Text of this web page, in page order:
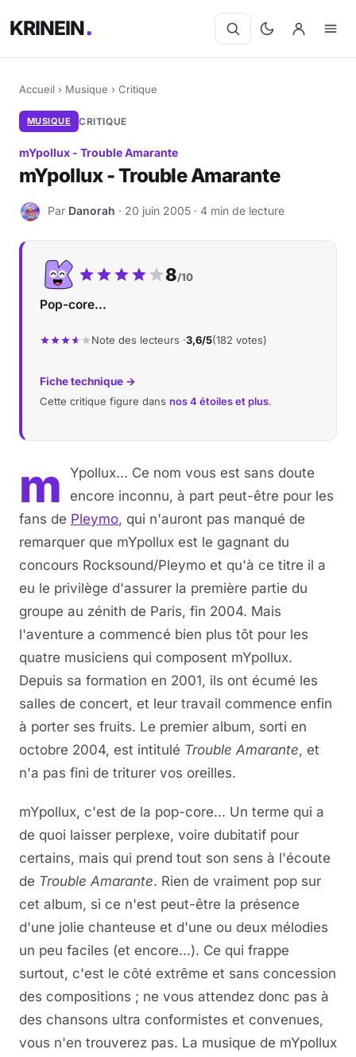
KRINEIN
Accueil › Musique › Critique
MUSIQUE CRITIQUE
mYpollux - Trouble Amarante
mYpollux - Trouble Amarante
D Par Danorah · 20 juin 2005 · 4 min de lecture
Notre note :
8/10
Pop-core...
Note des lecteurs ·3,6/5(182 votes)
Fiche technique →
Cette critique figure dans nos 4 étoiles et plus.
m
Ypollux... Ce nom vous est sans doute
encore inconnu, à part peut-être pour les
fans de Pleymo, qui n'auront pas manqué de
remarquer que mYpollux est le gagnant du
concours Rocksound/Pleymo et qu'à ce titre il a
eu le privilège d'assurer la première partie du
groupe au zénith de Paris, fin 2004. Mais
l'aventure a commencé bien plus tôt pour les
quatre musiciens qui composent mYpollux.
Depuis sa formation en 2001, ils ont écumé les
salles de concert, et leur travail commence enfin
à porter ses fruits. Le premier album, sorti en
octobre 2004, est intitulé Trouble Amarante, et
n'a pas fini de triturer vos oreilles.
mYpollux, c'est de la pop-core... Un terme qui a
de quoi laisser perplexe, voire dubitatif pour
certains, mais qui prend tout son sens à l'écoute
de Trouble Amarante. Rien de vraiment pop sur
cet album, si ce n'est peut-être la présence
d'une jolie chanteuse et d'une ou deux mélodies
un peu faciles (et encore...). Ce qui frappe
surtout, c'est le côté extrême et sans concession
des compositions ; ne vous attendez donc pas à
des chansons ultra conformistes et convenues,
vous n'en trouverez pas. La musique de mYpollux